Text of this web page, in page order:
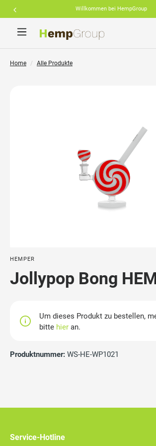
Willkommen bei HempGroup
springen
Home Alle Produkte
Jollypop Bong
HEMPER
Um dieses Produkt zu bestellen,
bitte hier an.
Produktnummer: WS-HE-WP1021
Service-Hotline